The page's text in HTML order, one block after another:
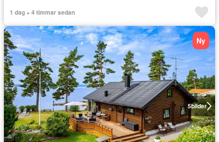
1 dag + 4 timmar sedan
5bilder
Ny